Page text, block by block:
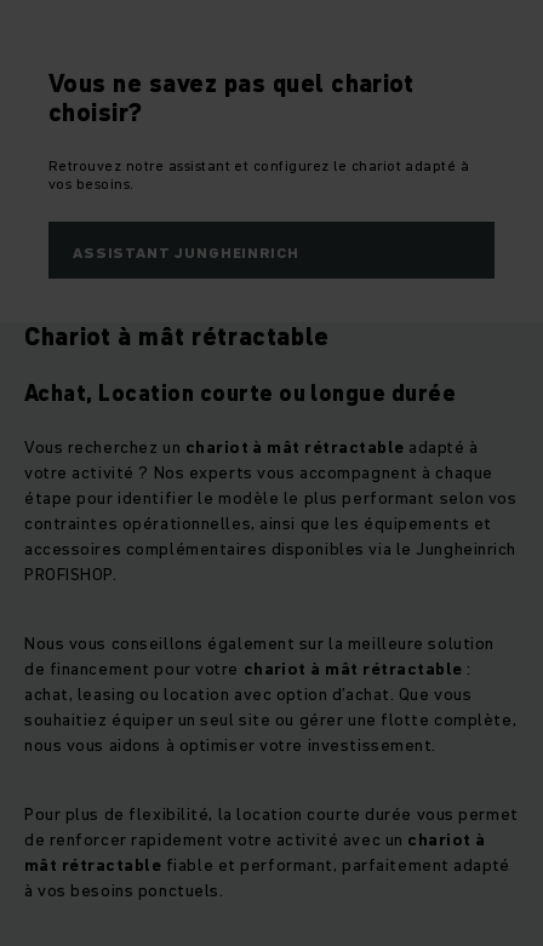
Vous ne savez pas quel chariot
choisir?
Retrouvez notre assistant et configurez le chariot adapté à
vos besoins.
ASSISTANT JUNGHEINRICH
Chariot à mât rétractable
Achat, Location courte ou longue durée
Vous recherchez un chariot à mât rétractable adapté à
votre activité ? Nos experts vous accompagnent à chaque
étape pour identifier le modèle le plus performant selon vos
contraintes opérationnelles, ainsi que les équipements et
accessoires complémentaires disponibles via le Jungheinrich
PROFISHOP.
Nous vous conseillons également sur la meilleure solution
de financement pour votre chariot à mât rétractable :
achat, leasing ou location avec option d’achat. Que vous
souhaitiez équiper un seul site ou gérer une flotte complète,
nous vous aidons à optimiser votre investissement.
Pour plus de flexibilité, la location courte durée vous permet
de renforcer rapidement votre activité avec un chariot à
mât rétractable fiable et performant, parfaitement adapté
à vos besoins ponctuels.